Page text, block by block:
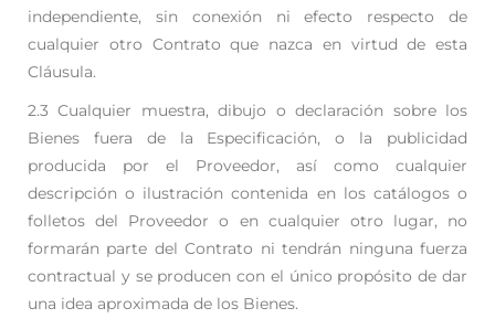
independiente, sin conexión ni efecto respecto de
cualquier otro Contrato que nazca en virtud de esta
Cláusula.
2.3 Cualquier muestra, dibujo o declaración sobre los
Bienes fuera de la Especificación, o la publicidad
producida por el Proveedor, así como cualquier
descripción o ilustración contenida en los catálogos o
folletos del Proveedor o en cualquier otro lugar, no
formarán parte del Contrato nitendrán ninguna fuerza
contractual y se producen con el único propósito de dar
una idea aproximada de los Bienes.